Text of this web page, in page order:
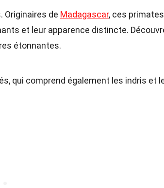
de Madagascar, ces primates
et leur apparence distincte.
étonnantes.
qui comprend également les indris et